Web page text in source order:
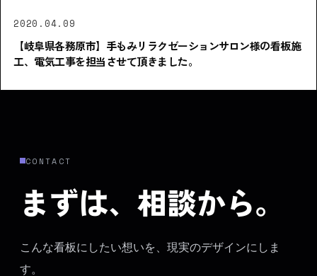
2020.04.09
【岐阜県各務原市】手もみリラクゼーションサロン様の看板施
工、電気工事を担当させて頂きました。
CONTACT
まずは、相談から。
こんな看板にしたい想いを、現実のデザインにしま
す。